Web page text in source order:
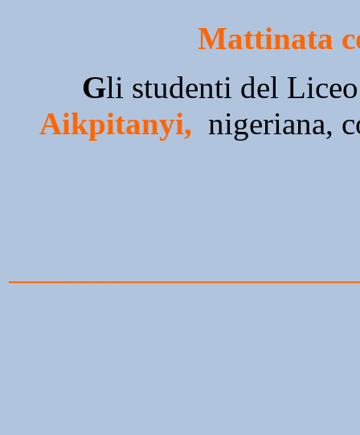
Mattinata
Gli studenti del
Aikpitanyi, nigeriana,